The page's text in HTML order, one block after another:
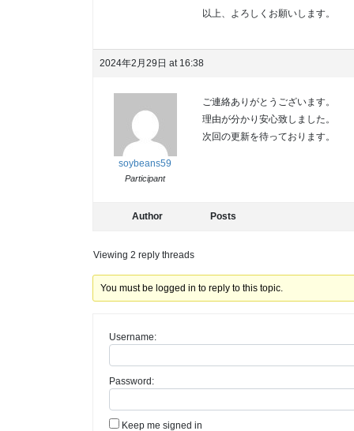
以上、よろしくお願いします。
2024年2月29日 at 16:38
soybeans59
Participant
ご連絡ありがとうございます。
理由が分かり安心致しました。
次回の更新を待っております。
Author Posts
Viewing 2 reply threads
You must be logged in to reply to this topic.
Username:
Password:
Keep me signed in